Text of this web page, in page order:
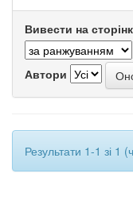
Вивести на
Автори
Результати 1-1 зі 1